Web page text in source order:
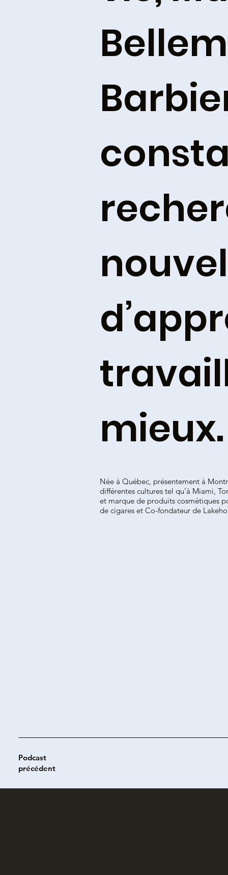
Podcast
précédent
mieux.
Née à Québec, présentement à
différentes cultures tel qu’à Miami,
et marque de produits cosmétiques
de cigares et Co-fondateur de